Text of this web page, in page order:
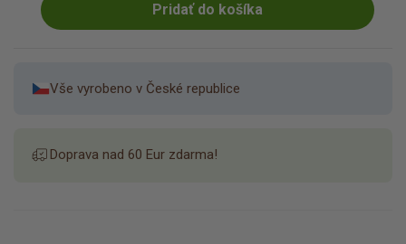
Pridať do košíka
Vše vyrobeno v České republice
Doprava nad 60 Eur zdarma!